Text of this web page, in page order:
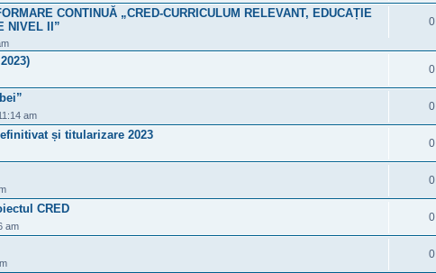
CONTINUĂ „CRED-CURRICULUM RELEVANT, EDUCAȚIE
NIVEL II”
0
0
am
0
și titularizare 2023
0
0
CRED
am
0
0